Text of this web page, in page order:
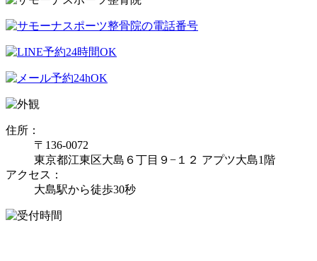
住所：
〒136-0072
東京都江東区大島６丁目９−１２ アプツ大島1階
アクセス：
大島駅から徒歩30秒